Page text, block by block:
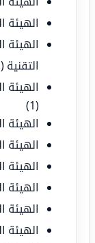
الهيئة
الهيئة
التقنية (1)
الهيئة
(1)
الهيئة
الهيئة
الهيئة
الهيئة
الهيئة
الهيئة